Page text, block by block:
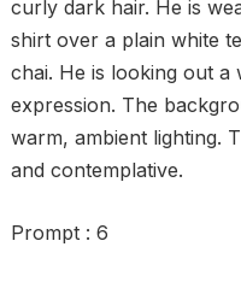
curly dark hair. He is
shirt over a plain white
chai. He is looking out a
expression. The
warm, ambient lighting.
and contemplative.
Prompt : 6